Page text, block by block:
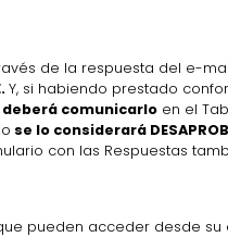
de la respuesta del e-
Y, si habiendo prestado
deberá comunicarlo en el
se lo considerará
con las Respuestas
pueden acceder desde su